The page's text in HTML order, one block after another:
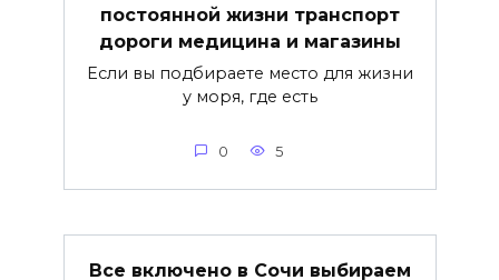
постоянной жизни транспорт
дороги медицина и магазины
Если вы подбираете место для жизни
у моря, где есть
0 5
Все включено в Сочи выбираем